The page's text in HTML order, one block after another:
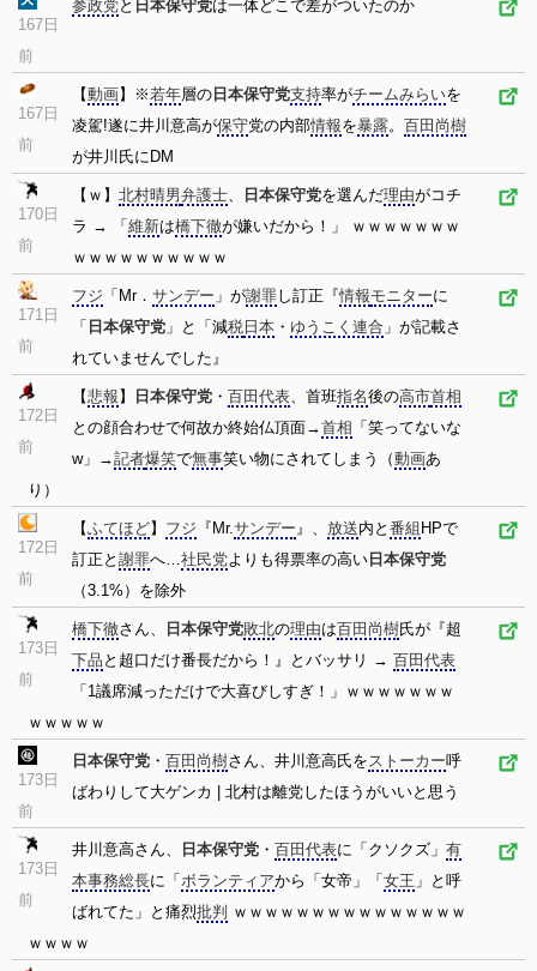
167日
前
参政党と 日本保守党は一体どこで差がついたのか
167日
前
【動画】※若年層の 日本保守党支持率がチームみらいを
凌駕!遂に井川意高が保守党の内部情報を暴露。 百田尚樹
が井川氏にDM
170日
前
【ｗ】 北村晴男弁護士、 日本保守党を選んだ理由がコチ
ラ → 「 維新は橋下徹が嫌いだから！」 ｗｗｗｗｗｗｗ
ｗｗｗｗｗｗｗｗｗｗ
171日
前
フジ 「Mr． サンデー 」が謝罪し訂正『情報モニターに
「 日本保守党 」と「減税 日本 ・ ゆうこく連合 」が記載さ
れていませんでした』
172日
前
【悲報 】 日本保守党 ・ 百田代表、首班指名後の高市首相
との顔合わせで何故か終始仏頂面→首相 「笑ってないな
w」→記者爆笑で無事笑い物にされてしまう（動画あ
り）
172日
前
【ふてほど】 フジ 『Mr.サンデー』、 放送内と 番組 HPで
訂正と 謝罪へ…社民党よりも得票率の高い 日本保守党
（3.1%）を除外
173日
前
橋下徹さん、 日本保守党敗北の理由は百田尚樹氏が『超
下品 と超口だけ番長だから！』とバッサリ → 百田代表
「1議席減っただけで大喜びしすぎ！」ｗｗｗｗｗｗｗ
ｗｗｗｗｗ
173日
前
日本保守党 ・ 百田尚樹さん、井川意高氏をストーカー呼
ばわりして大ゲンカ | 北村は離党したほうがいいと思う
173日
前
井川意高さん、 日本保守党 ・ 百田代表に「クソクズ」 有
本事務総長に「 ボランティアから「女帝」「 女王 」と呼
ばれてた」と痛烈批判 ｗｗｗｗｗｗｗｗｗｗｗｗｗｗｗ
ｗｗｗｗ